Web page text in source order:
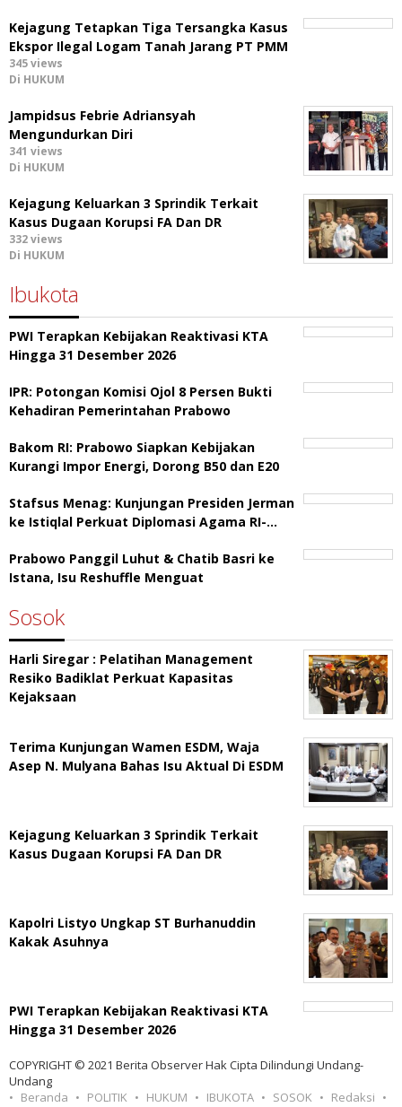
Kejagung Tetapkan Tiga Tersangka Kasus
Ekspor Ilegal Logam Tanah Jarang PT PMM
345 views
Di HUKUM
Jampidsus Febrie Adriansyah
Mengundurkan Diri
341 views
Di HUKUM
Kejagung Keluarkan 3 Sprindik Terkait
Kasus Dugaan Korupsi FA Dan DR
332 views
Di HUKUM
Ibukota
PWI Terapkan Kebijakan Reaktivasi KTA
Hingga 31 Desember 2026
IPR: Potongan Komisi Ojol 8 Persen Bukti
Kehadiran Pemerintahan Prabowo
Bakom RI: Prabowo Siapkan Kebijakan
Kurangi Impor Energi, Dorong B50 dan E20
Stafsus Menag: Kunjungan Presiden Jerman
ke Istiqlal Perkuat Diplomasi Agama RI-…
Prabowo Panggil Luhut & Chatib Basri ke
Istana, Isu Reshuffle Menguat
Sosok
Harli Siregar : Pelatihan Management
Resiko Badiklat Perkuat Kapasitas
Kejaksaan
Terima Kunjungan Wamen ESDM, Waja
Asep N. Mulyana Bahas Isu Aktual Di ESDM
Kejagung Keluarkan 3 Sprindik Terkait
Kasus Dugaan Korupsi FA Dan DR
Kapolri Listyo Ungkap ST Burhanuddin
Kakak Asuhnya
PWI Terapkan Kebijakan Reaktivasi KTA
Hingga 31 Desember 2026
COPYRIGHT © 2021 Berita Observer Hak Cipta Dilindungi Undang-
Undang
Beranda
POLITIK HUKUM IBUKOTA SOSOK
Redaksi